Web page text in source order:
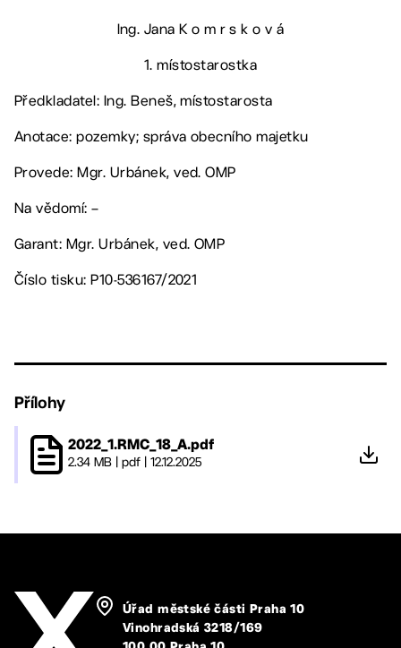
Ing. Jana K o m r s k o v á
1. místostarostka
Předkladatel: Ing. Beneš, místostarosta
Anotace: pozemky; správa obecního majetku
Provede: Mgr. Urbánek, ved. OMP
Na vědomí: –
Garant: Mgr. Urbánek, ved. OMP
Číslo tisku: P10-536167/2021
Přílohy
2022_1.RMC_18_A.pdf
2.34 MB pdf 12.12.2025
Úřad městské části Praha 10
Vinohradská 3218/169